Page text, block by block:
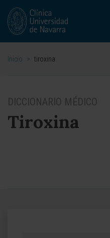
Inicio > tiroxina
DICCIONARIO MÉDICO
Tiroxina